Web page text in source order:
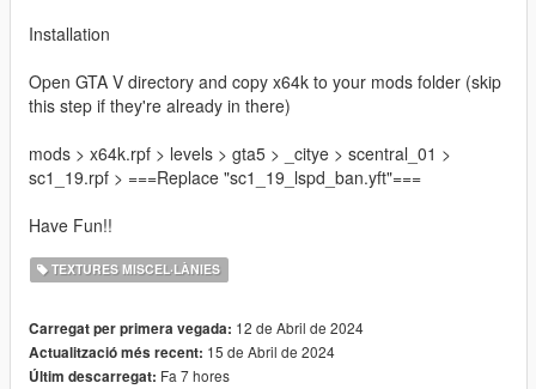
Installation
Open GTA V directory and copy x64k to your mods folder (skip
this step if they're already in there)
mods > x64k.rpf > levels > gta5 > _citye > scentral_01 >
sc1_19.rpf > ===Replace "sc1_19_lspd_ban.yft"===
Have Fun!!
TEXTURES MISCEL·LÀNIES
Carregat per primera vegada: 12 de Abril de 2024
Actualització més recent: 15 de Abril de 2024
Últim descarregat: Fa 7 hores